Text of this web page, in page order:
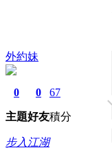
外約妹
0
主題
0
好友
67
積分
步入江湖